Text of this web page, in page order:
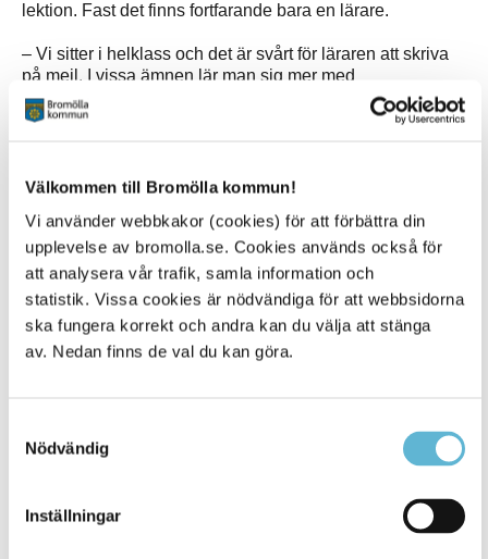
Välkommen till Bromölla kommun!
Vi använder webbkakor (cookies) för att förbättra din
upplevelse av bromolla.se. Cookies används också för
att analysera vår trafik, samla information och
statistik. Vissa cookies är nödvändiga för att webbsidorna
ska fungera korrekt och andra kan du välja att stänga
av. Nedan finns de val du kan göra.
Nödvändig
Inställningar
lektion. Fast det finns fortfarande bara en lärare.
– Vi sitter i helklass och det är svårt för läraren att skriva
på mejl. I vissa ämnen lär man sig mer med
fjärrundervisning, men där man behöver hjälp lär man sig
mindre, säger Wilma.
förändringarna och betygen kan kanske påverkas.
– Lite grann, tror jag. Vissa prov har blivit framflyttade och
vår planering har spruckit. Men niorna har det tuffare och
det är ju därför de får komma tillbaka först, säger Linnea.
Högstadieeleverna i Bromölla återgår nu till skolan i
omgångar. Efter sportlovet är planen att allt ska vara som
vanligt igen. De båda vännerna ser fram emot det.
säger Wilma.
Den 27 januari beslutade krisledningsnämnden om en